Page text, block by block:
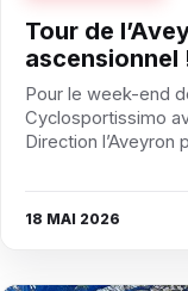
Tour de
ascensionnel
Pour le week-end
Cyclosportissimo
Direction l’Aveyron
18 MAI 2026